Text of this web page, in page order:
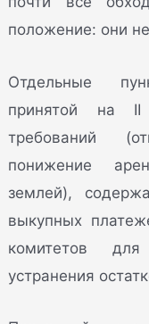
положение: они
Отдельные
принятой на II
требований
понижение
землей),
выкупных
комитетов
устранения